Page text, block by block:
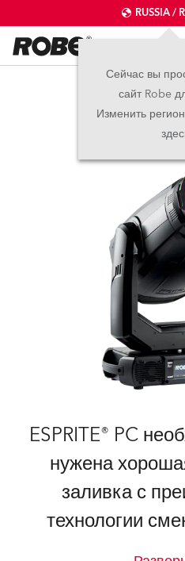
RUSSIA /
Сейчас вы
сайт Robe
Изменить
ESPRITE® PC
нужена
заливка с
технологии